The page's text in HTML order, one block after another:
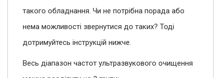
такого обладнання. Чи не потрібна порада або
нема можливості звернутися до таких? Тоді
дотримуйтесь інструкцій нижче.
Весь діапазон частот ультразвукового очищення